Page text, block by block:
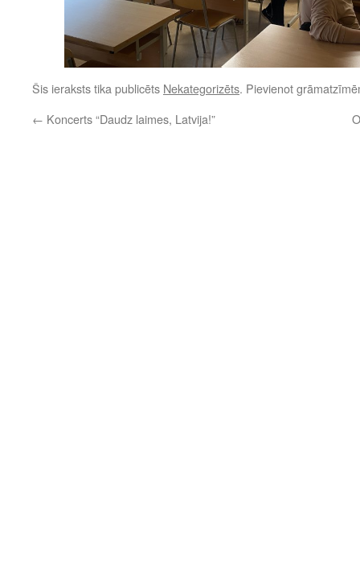
Šis ieraksts tika publicēts Nekategorizēts. Pievienot
← Koncerts “Daudz laimes, Latvija!”